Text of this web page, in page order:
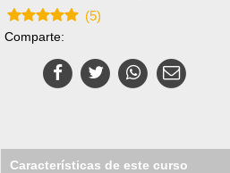
(5)
Comparte:
Características de este curso